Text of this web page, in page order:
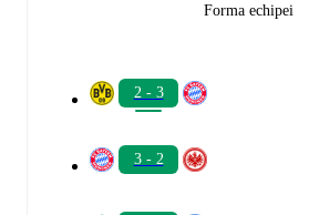
Forma echipei
2 - 3
3 - 2